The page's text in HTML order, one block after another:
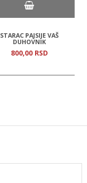
STARAC PAJSIJE VAŠ
DUHOVNIK
800,00 RSD